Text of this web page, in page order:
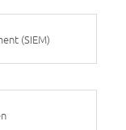
(SIEM)